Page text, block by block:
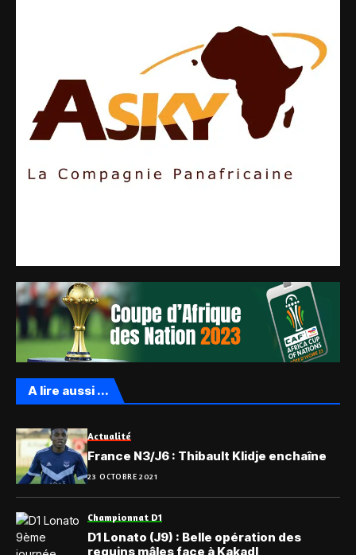
A lire aussi ...
Actualité
France N3/J6 : Thibault Klidje enchaîne
23 OCTOBRE 2021
Championnat D1
D1 Lonato (J9) : Belle opération des
requins mâles face à Kakadl